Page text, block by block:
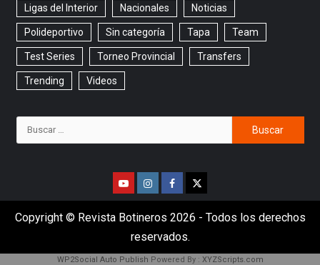
Ligas del Interior Nacionales Noticias
Polideportivo Sin categoría Tapa Team
Test Series Torneo Provincial Transfers
Trending Videos
Copyright © Revista Botineros 2026 - Todos los derechos
reservados.
WP2Social Auto Publish Powered By : XYZScripts.com